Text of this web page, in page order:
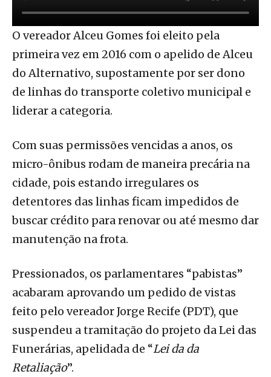
O vereador Alceu Gomes foi eleito pela
primeira vez em 2016 com o apelido de Alceu
do Alternativo, supostamente por ser dono
de linhas do transporte coletivo municipal e
liderar a categoria.
Com suas permissões vencidas a anos, os
micro-ônibus rodam de maneira precária na
cidade, pois estando irregulares os
detentores das linhas ficam impedidos de
buscar crédito para renovar ou até mesmo dar
manutenção na frota.
Pressionados, os parlamentares “pabistas”
acabaram aprovando um pedido de vistas
feito pelo vereador Jorge Recife (PDT), que
suspendeu a tramitação do projeto da Lei das
Funerárias, apelidada de “Lei da da
Retaliação”.